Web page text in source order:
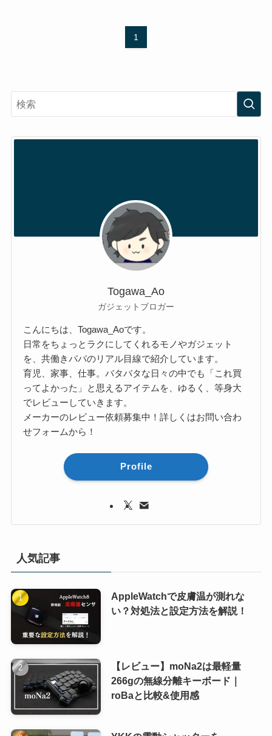
1
Togawa_Ao
ガジェットブロガー
こんにちは、Togawa_Aoです。
日常をちょっとラクにしてくれるモノやガジェット
を、共働きパパのリアル目線で紹介しています。
育児、家事、仕事。バタバタな日々の中でも「これ買
ってよかった」と思えるアイテムを、ゆるく、等身大
でレビューしていきます。
メーカーのレビュー依頼募集中！詳しくはお問い合わ
せフォームから！
Profile
人気記事
AppleWatchで皮膚温が測れな
い？対処法と設定方法を解説！
【レビュー】moNa2は最軽量
266gの無線分離キーボード｜
roBaと比較&使用感